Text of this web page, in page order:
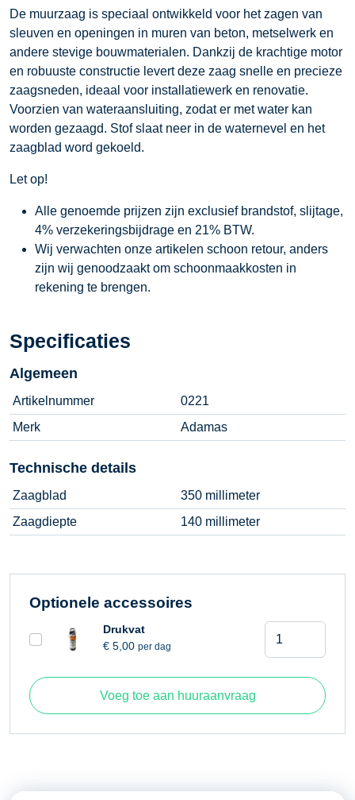
De muurzaag is speciaal ontwikkeld voor het zagen van
sleuven en openingen in muren van beton, metselwerk en
andere stevige bouwmaterialen. Dankzij de krachtige motor
en robuuste constructie levert deze zaag snelle en precieze
zaagsneden, ideaal voor installatiewerk en renovatie.
Voorzien van wateraansluiting, zodat er met water kan
worden gezaagd. Stof slaat neer in de waternevel en het
zaagblad word gekoeld.
Let op!
Alle genoemde prijzen zijn exclusief brandstof, slijtage,
4% verzekeringsbijdrage en 21% BTW.
Wij verwachten onze artikelen schoon retour, anders
zijn wij genoodzaakt om schoonmaakkosten in
rekening te brengen.
Specificaties
Algemeen
Artikelnummer
0221
Merk
Adamas
Technische details
Zaagblad
350 millimeter
Zaagdiepte
140 millimeter
Optionele accessoires
Drukvat
€5,00 per dag
millimeter
waterkoeling
Voeg toe aan huuraanvraag